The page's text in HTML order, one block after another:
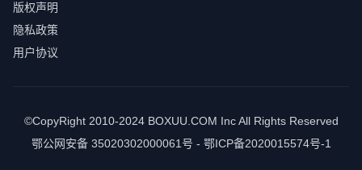
版权声明
隐私政策
用户协议
©CopyRight 2010-2024 BOXUU.COM Inc All Rights Reserved
鄂公网安备 35020302000061号 - 鄂ICP备2020015574号-1